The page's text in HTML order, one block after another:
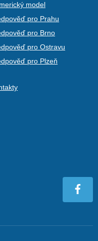
model
pro Prahu
pro Brno
pro Ostravu
pro Plzeň